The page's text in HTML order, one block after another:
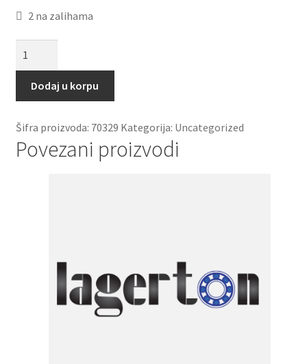
2 na zalihama
3236
NSK
Dodaj u korpu
Šifra proizvoda: 70329 Kategorija: Uncategorized
Povezani proizvodi